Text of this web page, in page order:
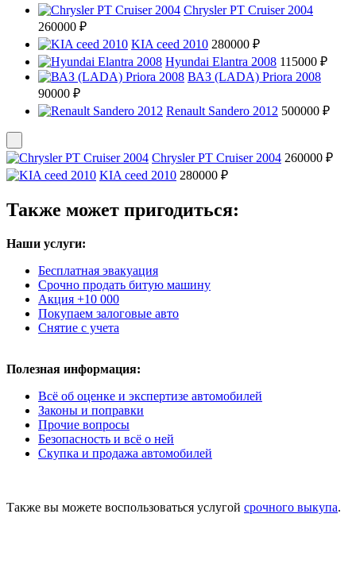
Chrysler PT Cruiser 2004
260000 ₽
KIA ceed 2010 280000 ₽
Hyundai Elantra 2008 115000 ₽
ВАЗ (LADA) Priora 2008
90000 ₽
Renault Sandero 2012 500000 ₽
Chrysler PT Cruiser 2004 260000 ₽
KIA ceed 2010 280000 ₽
Также может пригодиться:
Наши услуги:
Бесплатная эвакуация
Срочно продать битую машину
Акция +10 000
Покупаем залоговые авто
Снятие с учета
Полезная информация:
Всё об оценке и экспертизе автомобилей
Законы и поправки
Прочие вопросы
Безопасность и всё о ней
Скупка и продажа автомобилей
Также вы можете воспользоваться услугой срочного выкупа.